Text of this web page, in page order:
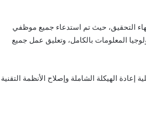
التحقيق، حيث تم استدعاء جميع موظفي
المعلومات بالكامل، وتعليق عمل جميع
الهيكلة الشاملة وإصلاح الأنظمة التقنية